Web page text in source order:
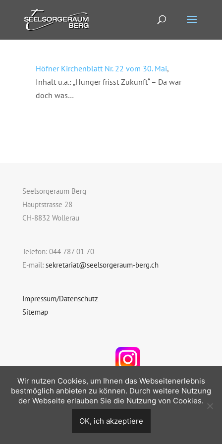
Höfner Kirchenblatt Nr. 22 vom 30. Mai,
Inhalt u.a.: „Hunger frisst Zukunft“ – Da war
doch was…
Seelsorgeraum Berg
Hauptstrasse 28
CH-8832 Wollerau
Telefon: 044 787 01 70
E-mail: sekretariat@seelsorgeraum-berg.ch
Impressum/Datenschutz
Sitemap
Folgen Sie uns auf Instagram
© 2026 Seelsorgeraum Berg
Wir nutzen Cookies, um Ihnen das Webseitenerlebnis
bestmöglich anbieten zu können. Durch weitere Nutzung
der Webseite erlauben Sie die Nutzung von Cookies.
OK, ich akzeptiere